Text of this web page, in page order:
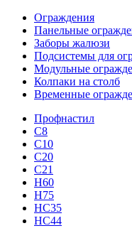
Ограждения
Панельные
Заборы жалюзи
Подсистемы для
Модульные
Колпаки на столб
Временные
Профнастил
С8
С10
С20
С21
H60
H75
HС35
НС44